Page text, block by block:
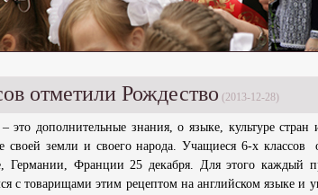
отметили Рождество (2013-12-28)
дополнительные знания, о языке, культуре стран
своей земли и своего народа. Учащиеся 6-х классов
Германии, Франции 25 декабря. Для этого каждый
с товарищами этим рецептом на английском языке и